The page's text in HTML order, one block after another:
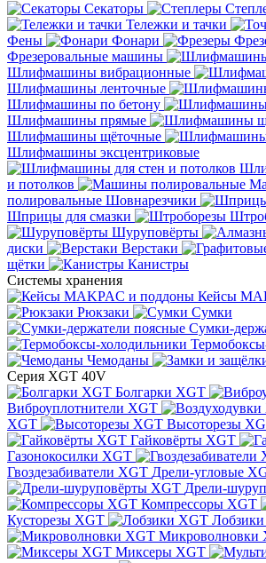
Секаторы
Тележки и тачки
Фены
Фонари
Фрезеровальные машины
Шлифмашины вибрационные
Шлифмашины ленточные
Шлифмашины по бетону
Шлифмашины прямые
Шлифмашины щёточные
Шлифмашины эксцентриковые
и потолков
полировальные Шовнарезчики
Шприцы для смазки
Шуруповёрты
диски
Верстаки
щётки
Канистры
Системы хранения
Кейсы
Рюкзаки
Сумки
Сумки-
Чемоданы
Серия XGT 40V
Болгарки XGT
Виброуплотнители XGT
XGT
Высоторезы
Гайковёрты XGT
Газонокосилки XGT
Гвоздезабиватели XGT Дрели-угловые
Дрели-
Компрессоры XGT
Кусторезы XGT
Микроволновки
Миксеры XGT